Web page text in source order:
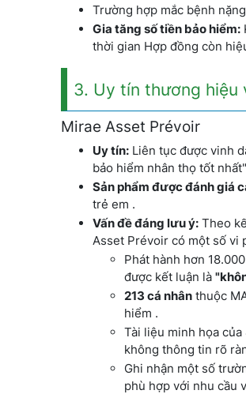
Trường hợp mắc bệnh
Gia tăng số tiền bảo hiểm:
thời gian Hợp đồng còn
3. Uy tín thương hiệu
Mirae Asset Prévoir
Uy tín: Liên tục được vinh
bảo hiểm nhân thọ tốt
Sản phẩm được đánh giá
trẻ em .
Vấn đề đáng lưu ý: Theo
Asset Prévoir có một số vi
Phát hành hơn
được kết luận là
213 cá nhân thuộc
hiểm .
Tài liệu minh họa
không thông tin rõ
Ghi nhận một số
phù hợp với nhu cầu